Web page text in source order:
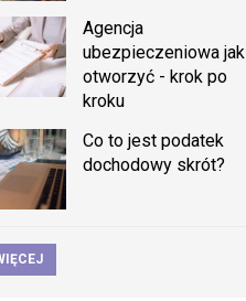
Agencja
ubezpieczeniowa jak
otworzyć - krok po
kroku
Co to jest podatek
dochodowy skrót?